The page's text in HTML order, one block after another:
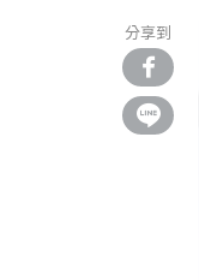
分享到